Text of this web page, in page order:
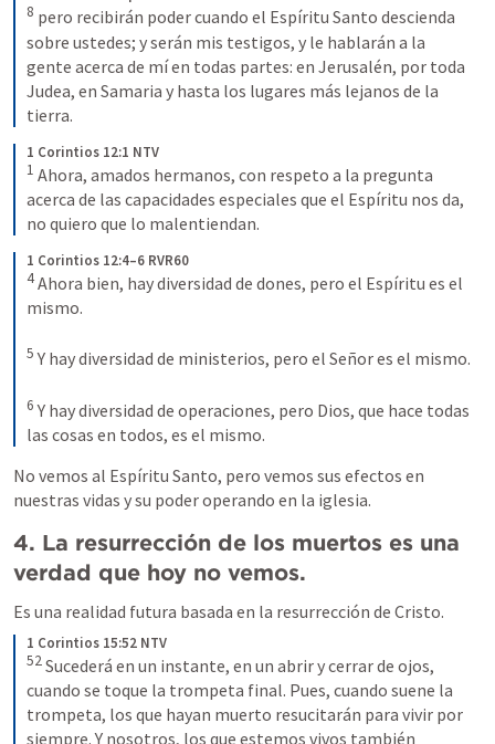
8 pero recibirán poder cuando el Espíritu Santo descienda
sobre ustedes; y serán mis testigos, y le hablarán a la
gente acerca de mí en todas partes: en Jerusalén, por toda
Judea, en Samaria y hasta los lugares más lejanos de la
tierra.
1 Corintios 12:1 NTV
1 Ahora, amados hermanos, con respeto a la pregunta
acerca de las capacidades especiales que el Espíritu nos da,
no quiero que lo malentiendan.
1 Corintios 12:4–6 RVR60
4 Ahora bien, hay diversidad de dones, pero el Espíritu es el
mismo.
5 Y hay diversidad de ministerios, pero el Señor es el mismo.
6 Y hay diversidad de operaciones, pero Dios, que hace todas
las cosas en todos, es el mismo.
No vemos al Espíritu Santo, pero vemos sus efectos en
nuestras vidas y su poder operando en la iglesia.
4. La resurrección de los muertos es una
verdad que hoy no vemos.
Es una realidad futura basada en la resurrección de Cristo.
1 Corintios 15:52 NTV
52 Sucederá en un instante, en un abrir y cerrar de ojos,
cuando se toque la trompeta final. Pues, cuando suene la
trompeta, los que hayan muerto resucitarán para vivir por
siempre. Y nosotros, los que estemos vivos también